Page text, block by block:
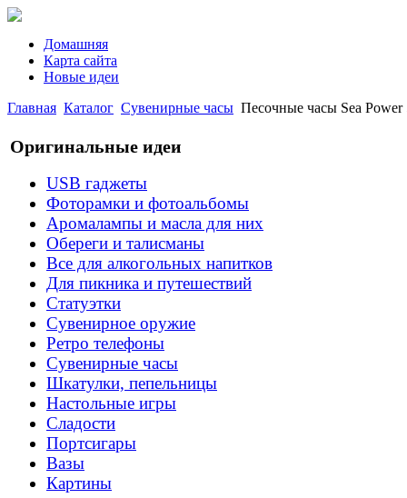
Домашняя
Карта сайта
Новые идеи
Главная Каталог Сувенирные часы Песочные часы Sea Power
Оригинальные идеи
USB гаджеты
Фоторамки и фотоальбомы
Аромалампы и масла для них
Обереги и талисманы
Все для алкогольных напитков
Для пикника и путешествий
Статуэтки
Сувенирное оружие
Ретро телефоны
Сувенирные часы
Шкатулки, пепельницы
Настольные игры
Сладости
Портсигары
Вазы
Картины